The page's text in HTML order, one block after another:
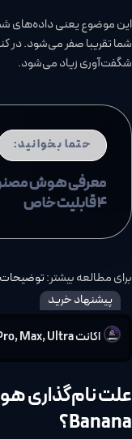
این موضوع یعنی داده‌های
شما تقریبا صفر می‌شود. در
شگفت‌آوری زیاد می‌شود.
حتما بخوانید:
4 قابلیت خاص
برای مطالعه بیشتر:توضیحات
پیشنهاد خرید
اکانت Monica Pro, Max, Ultra مونیکا پرو
علت نام‌گذاری
Banana؟